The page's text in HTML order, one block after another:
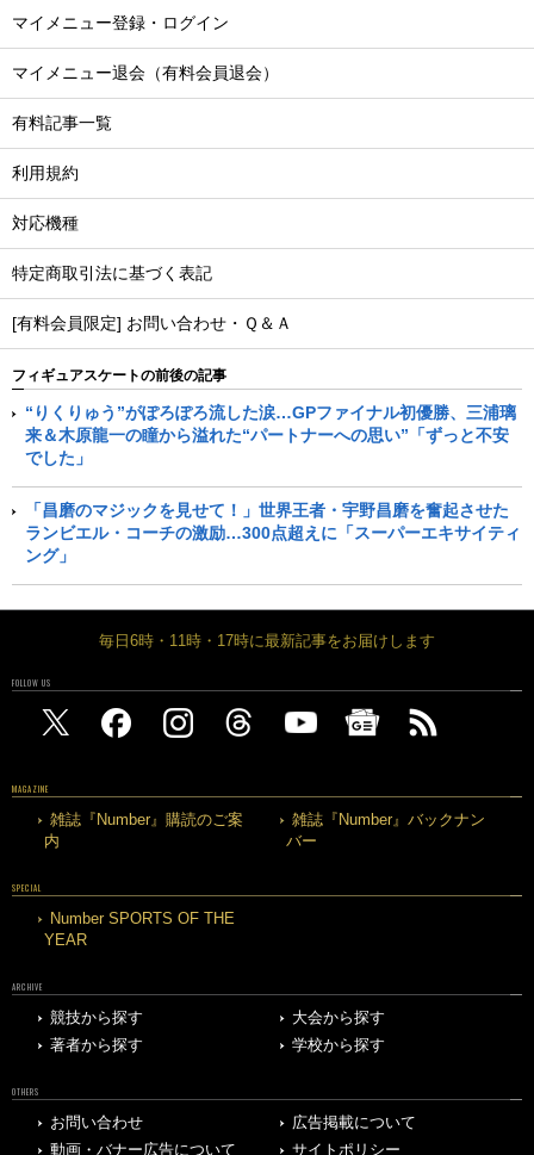
マイメニュー登録・ログイン
マイメニュー退会（有料会員退会）
有料記事一覧
利用規約
対応機種
特定商取引法に基づく表記
[有料会員限定] お問い合わせ・Ｑ＆Ａ
フィギュアスケートの前後の記事
“りくりゅう”がぽろぽろ流した涙…GPファイナル初優勝、三浦璃
来＆木原龍一の瞳から溢れた“パートナーへの思い”「ずっと不安
でした」
「昌磨のマジックを見せて！」世界王者・宇野昌磨を奮起させた
ランビエル・コーチの激励…300点超えに「スーパーエキサイティ
ング」
毎日6時・11時・17時に最新記事をお届けします
FOLLOW US
MAGAZINE
雑誌『Number』購読のご案
内
雑誌『Number』バックナン
バー
SPECIAL
Number SPORTS OF THE
YEAR
ARCHIVE
競技から探す
大会から探す
著者から探す
学校から探す
OTHERS
お問い合わせ
広告掲載について
動画・バナー広告について
サイトポリシー